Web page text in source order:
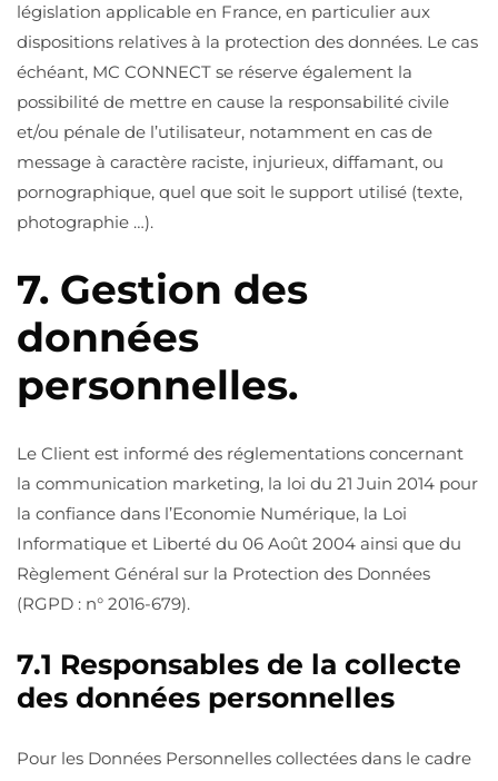
législation applicable en France, en particulier aux
dispositions relatives à la protection des données. Le cas
échéant, MC CONNECT se réserve également la
possibilité de mettre en cause la responsabilité civile
et/ou pénale de l’utilisateur, notamment en cas de
message à caractère raciste, injurieux, diffamant, ou
pornographique, quel que soit le support utilisé (texte,
photographie …).
7. Gestion des
données
personnelles.
Le Client est informé des réglementations concernant
la communication marketing, la loi du 21 Juin 2014 pour
la confiance dans l’Economie Numérique, la Loi
Informatique et Liberté du 06 Août 2004 ainsi que du
Règlement Général sur la Protection des Données
(RGPD : n° 2016-679).
7.1 Responsables de la collecte
des données personnelles
Pour les Données Personnelles collectées dans le cadre